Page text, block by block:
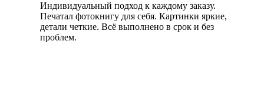
Индивидуальный подход к каждому заказу.
Печатал фотокнигу для себя. Картинки яркие,
детали четкие. Всё выполнено в срок и без
проблем.